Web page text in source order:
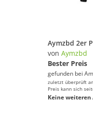
von Aymzbd
Bester Preis
gefunden bei
zuletzt überprüft
Preis kann sich
Keine